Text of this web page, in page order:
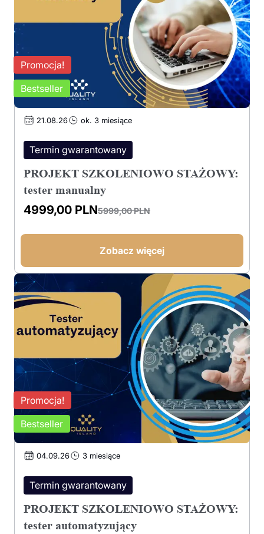
Bestseller
Promocja!
21.08.26 ok. 3 miesiące
Termin gwarantowany
PROJEKT SZKOLENIOWO STAŻOWY:
tester manualny
5999,00PLN
cena
4999,00 PLN
cena
Zobacz więcej
Bestseller
Promocja!
04.09.26 3 miesiące
Termin gwarantowany
PROJEKT SZKOLENIOWO STAŻOWY:
tester automatyzujący